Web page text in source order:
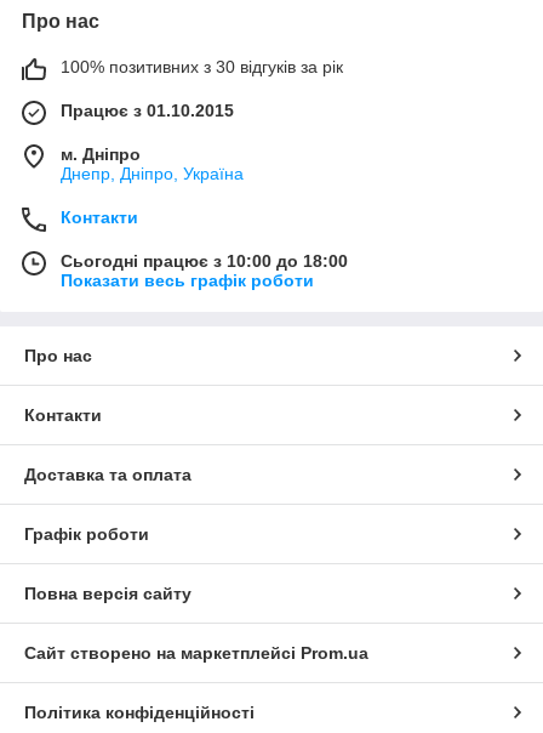
Про нас
100% позитивних з 30 відгуків за рік
Працює з 01.10.2015
м. Дніпро
Днепр, Дніпро, Україна
Контакти
Сьогодні працює з 10:00 до 18:00
Показати весь графік роботи
Про нас
Контакти
Доставка та оплата
Графік роботи
Повна версія сайту
Сайт створено на маркетплейсі Prom.ua
Політика конфіденційності